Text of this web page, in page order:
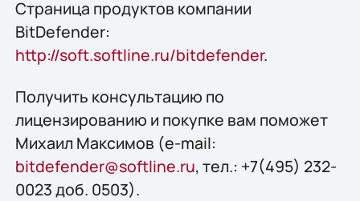
Страница продуктов компании
BitDefender:
http://soft.softline.ru/bitdefender.
Получить конcультацию по
лицензированию и покупке вам поможет
Михаил Максимов (e-mail:
bitdefender@softline.ru, тел.: +7(495) 232-
0023 доб. 0503).